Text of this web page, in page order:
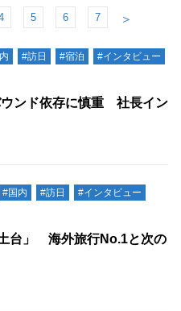
5 6 7 ＞
#訪日 #宿泊
#インタビュー
ンド依存に慎重 社長イン
#国内 #訪日
#インタビュー
台」 海外旅行No.1と次の